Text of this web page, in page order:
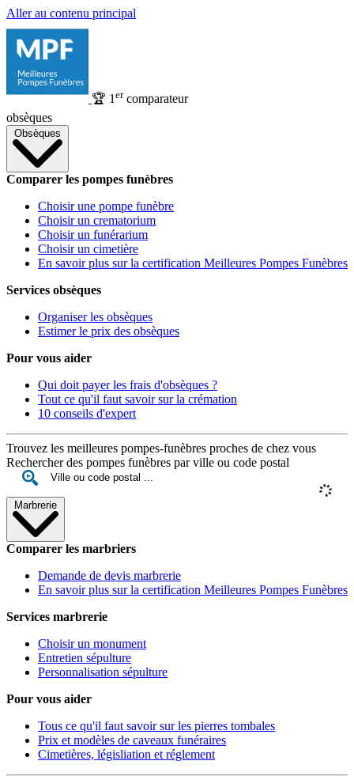
Aller au contenu principal
🏆 1 ercomparateur
obsèques
Obsèques
Comparer les pompes funèbres
Choisir une pompe funèbre
Choisir un crematorium
Choisir un funérarium
Choisir un cimetière
En savoir plus sur la certification Meilleures Pompes Funèbres
Services obsèques
Organiser les obsèques
Estimer le prix des obsèques
Pour vous aider
Qui doit payer les frais d'obsèques ?
Tout ce qu'il faut savoir sur la crémation
10 conseils d'expert
Trouvez les meilleures pompes-funèbres proches de chez vous
Rechercher des pompes funèbres par ville ou code postal
Marbrerie
Comparer les marbriers
Demande de devis marbrerie
En savoir plus sur la certification Meilleures Pompes Funèbres
Services marbrerie
Choisir un monument
Entretien sépulture
Personnalisation sépulture
Pour vous aider
Tous ce qu'il faut savoir sur les pierres tombales
Prix et modèles de caveaux funéraires
Cimetières, législiation et réglement